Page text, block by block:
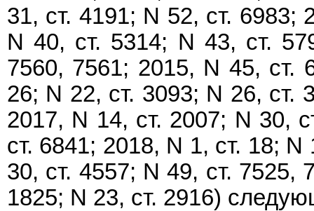
31, ст. 4191; N 52, ст. 6983;
N 40, ст. 5314; N 43, ст.
7560, 7561; 2015, N 45, ст.
26; N 22, ст. 3093; N 26, ст.
2017, N 14, ст. 2007; N 30,
ст. 6841; 2018, N 1, ст. 18;
30, ст. 4557; N 49, ст. 7525,
1825; N 23, ст. 2916)